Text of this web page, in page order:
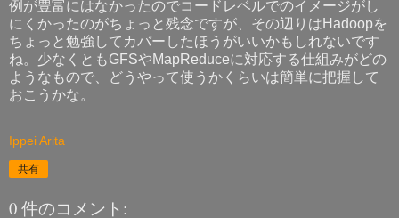
例が豊富にはなかったのでコードレベルでのイメージがし
にくかったのがちょっと残念ですが、その辺りはHadoopを
ちょっと勉強してカバーしたほうがいいかもしれないです
ね。少なくともGFSやMapReduceに対応する仕組みがどの
ようなもので、どうやって使うかくらいは簡単に把握して
おこうかな。
Ippei Arita
共有
0 件のコメント: